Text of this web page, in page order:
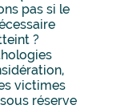
pas si le
?
victimes
réserve